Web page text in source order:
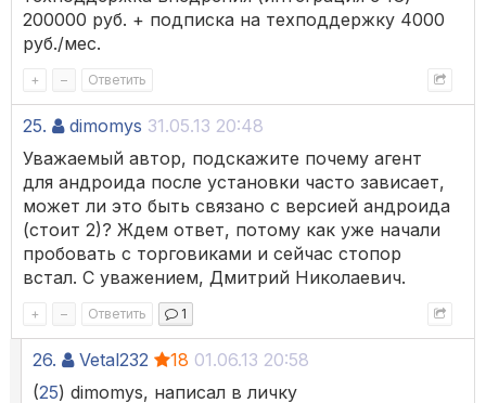
200000 руб. + подписка на техподдержку 4000
руб./мес.
+ – Ответить
25. dimomys 31.05.13 20:48
Уважаемый автор, подскажите почему агент
для андроида после установки часто зависает,
может ли это быть связано с версией андроида
(стоит 2)? Ждем ответ, потому как уже начали
пробовать с торговиками и сейчас стопор
встал. С уважением, Дмитрий Николаевич.
+ – Ответить 1
26. Vetal232 18 01.06.13 20:58
(25) dimomys, написал в личку